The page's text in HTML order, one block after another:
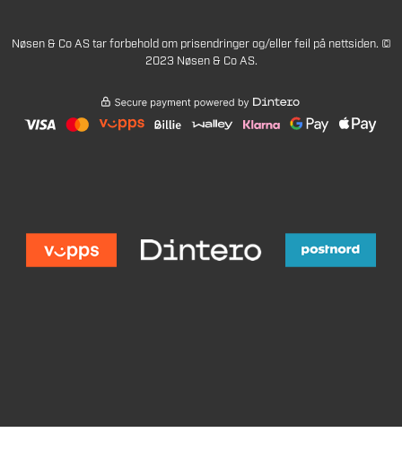
Nøsen & Co AS tar forbehold om prisendringer og/eller feil på nettsiden. ©
2023 Nøsen & Co AS.